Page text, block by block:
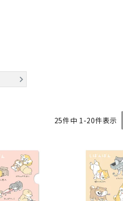
25件中 1-20件表示